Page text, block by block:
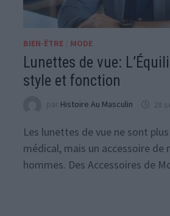
BIEN-ÊTRE MODE
Lunettes de vue:
style et fonction
par Histoire Au Masculin 28
Les lunettes de vue ne sont
médical, mais un accessoire de
hommes. Des Accessoires de